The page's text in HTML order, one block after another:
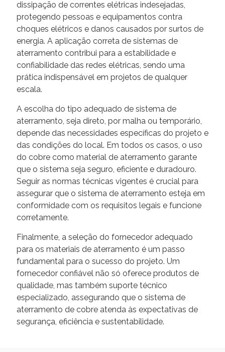
dissipação de correntes elétricas indesejadas,
protegendo pessoas e equipamentos contra
choques elétricos e danos causados por surtos de
energia. A aplicação correta de sistemas de
aterramento contribui para a estabilidade e
confiabilidade das redes elétricas, sendo uma
prática indispensável em projetos de qualquer
escala.
A escolha do tipo adequado de sistema de
aterramento, seja direto, por malha ou temporário,
depende das necessidades específicas do projeto e
das condições do local. Em todos os casos, o uso
do cobre como material de aterramento garante
que o sistema seja seguro, eficiente e duradouro.
Seguir as normas técnicas vigentes é crucial para
assegurar que o sistema de aterramento esteja em
conformidade com os requisitos legais e funcione
corretamente.
Finalmente, a seleção do fornecedor adequado
para os materiais de aterramento é um passo
fundamental para o sucesso do projeto. Um
fornecedor confiável não só oferece produtos de
qualidade, mas também suporte técnico
especializado, assegurando que o sistema de
aterramento de cobre atenda às expectativas de
segurança, eficiência e sustentabilidade.